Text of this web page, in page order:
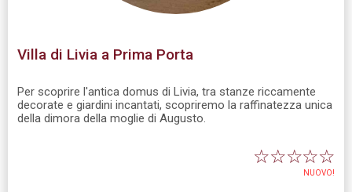
Villa di Livia a Prima Porta
Per scoprire l'antica domus di Livia, tra stanze riccamente
decorate e giardini incantati, scopriremo la raffinatezza unica
della dimora della moglie di Augusto.
☆☆☆☆☆
NUOVO!